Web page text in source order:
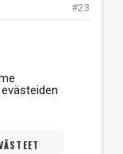
#23